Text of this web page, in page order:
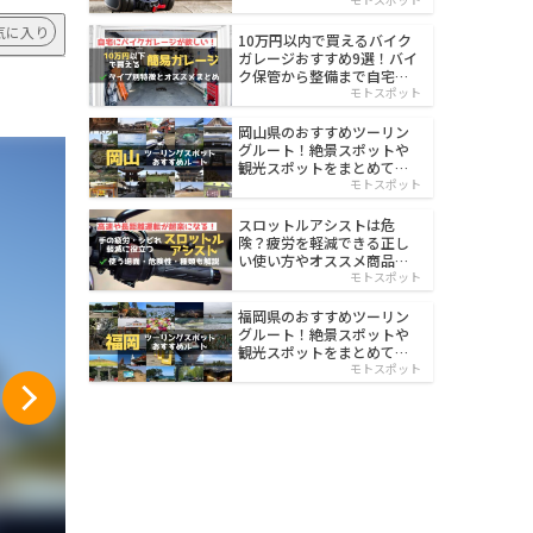
に入り
10万円以内で買えるバイク
ガレージおすすめ9選！バイ
ク保管から整備まで自宅で
モトスポット
岡山県のおすすめツーリン
グルート！絶景スポットや
観光スポットをまとめて紹
モトスポット
スロットルアシストは危
険？疲労を軽減できる正し
い使い方やオススメ商品を
モトスポット
福岡県のおすすめツーリン
グルート！絶景スポットや
観光スポットをまとめて紹
モトスポット